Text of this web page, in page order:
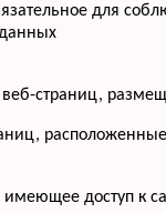
для
страниц,
имеющее доступ